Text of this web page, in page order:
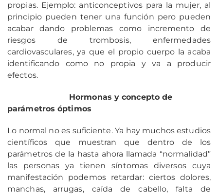
propias. Ejemplo: anticonceptivos para la mujer, al
principio pueden tener una función pero pueden
acabar dando problemas como incremento de
riesgos de trombosis, enfermedades
cardiovasculares, ya que el propio cuerpo la acaba
identificando como no propia y va a producir
efectos.
Hormonas y concepto de
parámetros óptimos
Lo normal no es suficiente. Ya hay muchos estudios
científicos que muestran que dentro de los
parámetros de la hasta ahora llamada “normalidad”
las personas ya tienen síntomas diversos cuya
manifestación podemos retardar: ciertos dolores,
manchas, arrugas, caída de cabello, falta de